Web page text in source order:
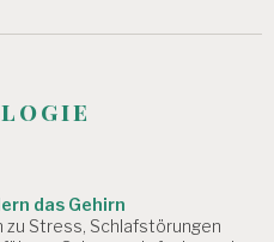
das Gehirn
Stress, Schlafstörungen